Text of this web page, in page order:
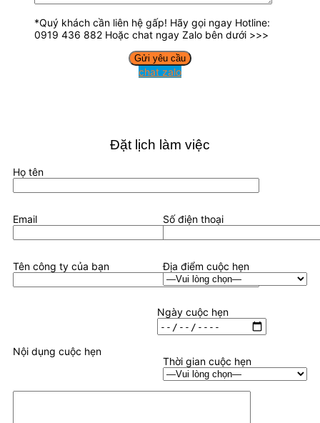
*Quý khách cần liên hệ gấp! Hãy gọi ngay Hotline:
0919 436 882 Hoặc chat ngay Zalo bên dưới >>>
chat zalo
Đặt lịch làm việc
Họ tên
Email Số điện thoại
Tên công ty của bạn Địa điểm cuộc hẹn
Ngày cuộc hẹn
Thời gian cuộc hẹn
Nội dụng cuộc hẹn